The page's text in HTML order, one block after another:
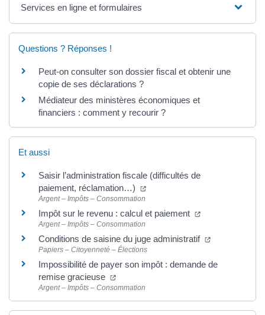
Services en ligne et formulaires
Questions ? Réponses !
Peut-on consulter son dossier fiscal et obtenir une
copie de ses déclarations ?
Médiateur des ministères économiques et
financiers : comment y recourir ?
Et aussi
Saisir l’administration fiscale (difficultés de
paiement, réclamation…)
Argent – Impôts – Consommation
Impôt sur le revenu : calcul et paiement
Argent – Impôts – Consommation
Conditions de saisine du juge administratif
Papiers – Citoyenneté – Élections
Impossibilité de payer son impôt : demande de
remise gracieuse
Argent – Impôts – Consommation